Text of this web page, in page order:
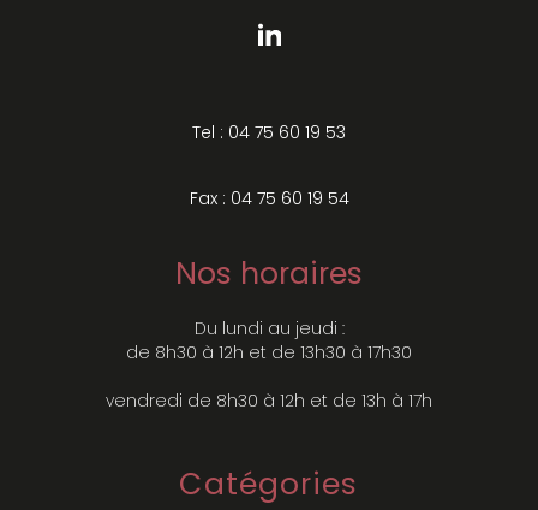
Tel : 04 75 60 19 53
Fax : 04 75 60 19 54
Nos horaires
Du lundi au jeudi :
de 8h30 à 12h et de 13h30 à 17h30
vendredi de 8h30 à 12h et de 13h à 17h
Catégories